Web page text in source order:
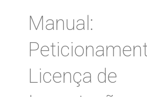
Manual:
Licença de